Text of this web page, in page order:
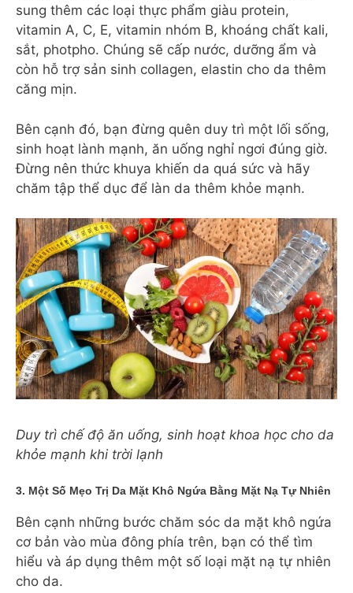
sung thêm các loại thực phẩm giàu protein,
vitamin A, C, E, vitamin nhóm B, khoáng chất kali,
sắt, photpho. Chúng sẽ cấp nước, dưỡng ẩm và
còn hỗ trợ sản sinh collagen, elastin cho da thêm
căng mịn.
Bên cạnh đó, bạn đừng quên duy trì một lối sống,
sinh hoạt lành mạnh, ăn uống nghỉ ngơi đúng giờ.
Đừng nên thức khuya khiến da quá sức và hãy
chăm tập thể dục để làn da thêm khỏe mạnh.
Duy trì chế độ ăn uống, sinh hoạt khoa học cho da
khỏe mạnh khi trời lạnh
3. Một Số Mẹo Trị Da Mặt Khô Ngứa Bằng Mặt Nạ Tự Nhiên
Bên cạnh những bước chăm sóc da mặt khô ngứa
cơ bản vào mùa đông phía trên, bạn có thể tìm
hiểu và áp dụng thêm một số loại mặt nạ tự nhiên
cho da.